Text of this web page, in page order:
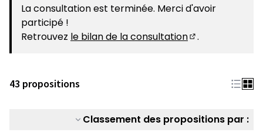
La consultation est terminée. Merci d'avoir
participé !
Retrouvez le bilan de la consultation .
43 propositions
Classement des propositions par :